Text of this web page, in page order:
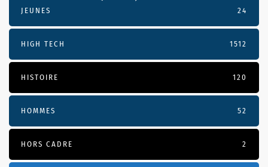
JEUNES
24
HIGH TECH 1512
HISTOIRE 120
HOMMES 52
HORS CADRE 2